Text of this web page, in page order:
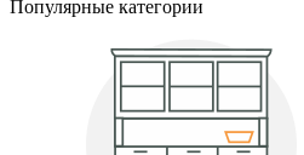
Популярные категории